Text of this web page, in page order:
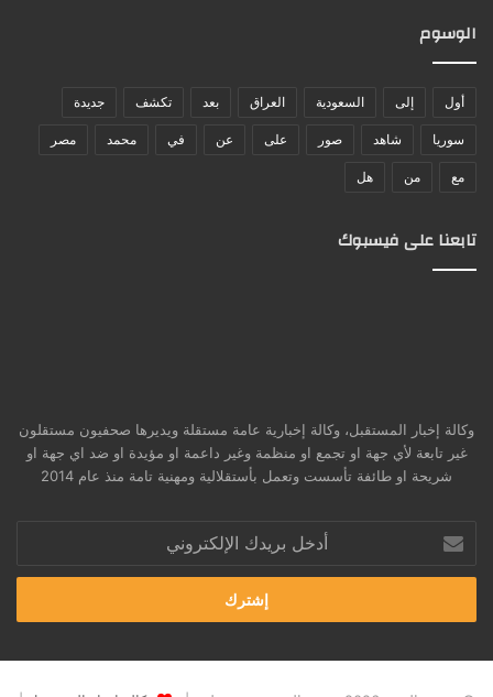
الوسوم
أول إلى السعودية العراق بعد تكشف جديدة
سوريا شاهد صور على عن في محمد مصر
مع من هل
تابعنا على فيسبوك
وكالة إخبار المستقبل، وكالة إخبارية عامة مستقلة ويديرها صحفيون مستقلون
غير تابعة لأي جهة او تجمع او منظمة وغير داعمة او مؤيدة او ضد اي جهة او
شريحة او طائفة تأسست وتعمل بأستقلالية ومهنية تامة منذ عام 2014
بريدك
الإلكتروني